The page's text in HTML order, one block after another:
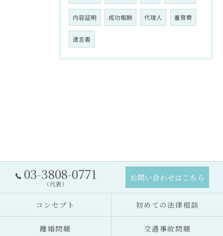
内容証明 成功報酬 代理人 養育費
遺言書
03-3808-0771
（代表）
お問い合わせはこちら
コンセプト 初めての法律相談
離婚問題 交通事故問題